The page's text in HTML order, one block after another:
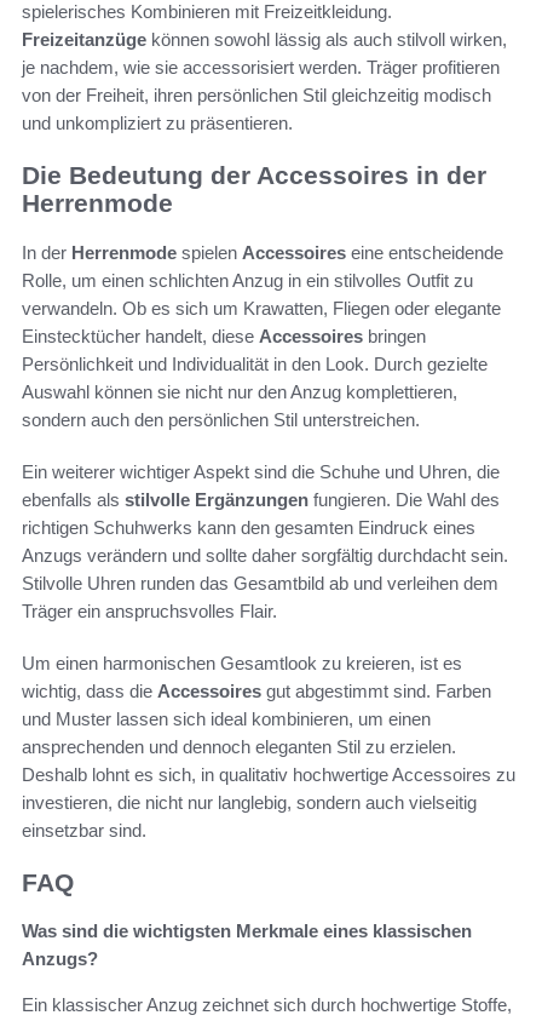
spielerisches Kombinieren mit Freizeitkleidung.
Freizeitanzüge können sowohl lässig als auch stilvoll wirken,
je nachdem, wie sie accessorisiert werden. Träger profitieren
von der Freiheit, ihren persönlichen Stil gleichzeitig modisch
und unkompliziert zu präsentieren.
Die Bedeutung der Accessoires in der
Herrenmode
In der Herrenmode spielen Accessoires eine entscheidende
Rolle, um einen schlichten Anzug in ein stilvolles Outfit zu
verwandeln. Ob es sich um Krawatten, Fliegen oder elegante
Einstecktücher handelt, diese Accessoires bringen
Persönlichkeit und Individualität in den Look. Durch gezielte
Auswahl können sie nicht nur den Anzug komplettieren,
sondern auch den persönlichen Stil unterstreichen.
Ein weiterer wichtiger Aspekt sind die Schuhe und Uhren, die
ebenfalls als stilvolle Ergänzungen fungieren. Die Wahl des
richtigen Schuhwerks kann den gesamten Eindruck eines
Anzugs verändern und sollte daher sorgfältig durchdacht sein.
Stilvolle Uhren runden das Gesamtbild ab und verleihen dem
Träger ein anspruchsvolles Flair.
Um einen harmonischen Gesamtlook zu kreieren, ist es
wichtig, dass die Accessoires gut abgestimmt sind. Farben
und Muster lassen sich ideal kombinieren, um einen
ansprechenden und dennoch eleganten Stil zu erzielen.
Deshalb lohnt es sich, in qualitativ hochwertige Accessoires zu
investieren, die nicht nur langlebig, sondern auch vielseitig
einsetzbar sind.
FAQ
Was sind die wichtigsten Merkmale eines klassischen
Anzugs?
Ein klassischer Anzug zeichnet sich durch hochwertige Stoffe,